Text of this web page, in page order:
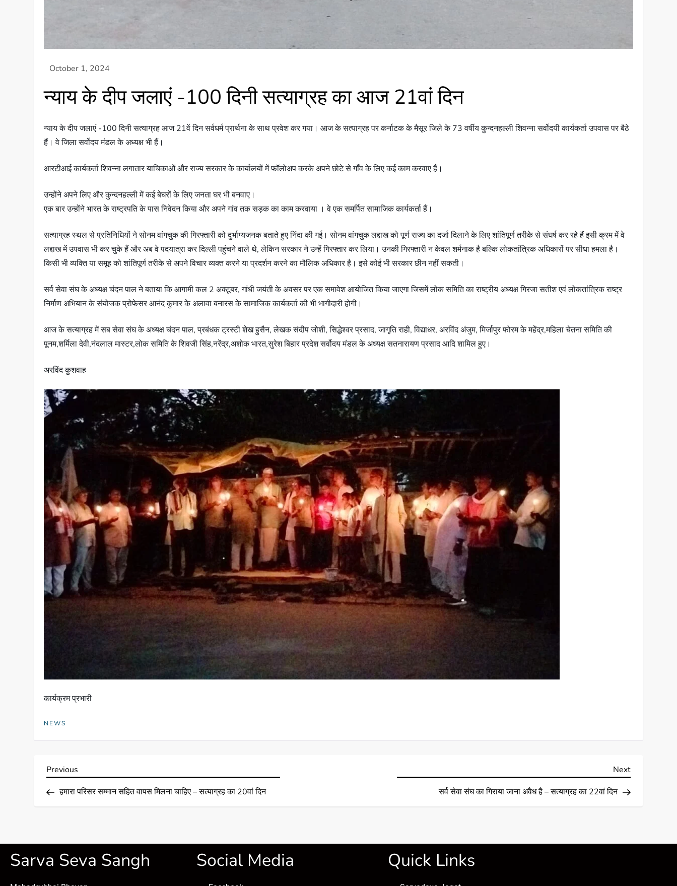
न्याय के दीप जलाएं -100 दिनी सत्याग्रह का आज 21वां दिन
न्याय के दीप जलाएं -100 दिनी सत्याग्रह आज 21वें दिन सर्वधर्म प्रार्थना के साथ प्रवेश कर गया। आज के सत्याग्रह पर कर्नाटक के मैसूर जिले के 73 वर्षीय कुन्दनहल्ली शिवन्ना सर्वोदयी कार्यकर्ता उपवास पर बैठे
हैं। वे जिला सर्वोदय मंडल के अध्यक्ष भी हैं।
आरटीआई कार्यकर्ता शिवन्ना लगातार याचिकाओं और राज्य सरकार के कार्यालयों में फॉलोअप करके अपने छोटे से गाँव के लिए कई काम करवाए हैं।
उन्होंने अपने लिए और कुन्दनहल्ली में कई बेघरों के लिए जनता घर भी बनवाए।
एक बार उन्होंने भारत के राष्ट्रपति के पास निवेदन किया और अपने गांव तक सड़क का काम करवाया । वे एक समर्पित सामाजिक कार्यकर्ता हैं।
सत्याग्रह स्थल से प्रतिनिधियों ने सोनम वांगचुक की गिरफ्तारी को दुर्भाग्यजनक बताते हुए निंदा की गई। सोनम वांगचुक लद्दाख को पूर्ण राज्य का दर्जा दिलाने के लिए शांतिपूर्ण तरीके से संघर्ष कर रहे हैं इसी क्रम में वे
लद्दाख में उपवास भी कर चुके हैं और अब वे पदयात्रा कर दिल्ली पहुंचने वाले थे, लेकिन सरकार ने उन्हें गिरफ्तार कर लिया। उनकी गिरफ्तारी न केवल शर्मनाक है बल्कि लोकतांत्रिक अधिकारों पर सीधा हमला है।
किसी भी व्यक्ति या समूह को शांतिपूर्ण तरीके से अपने विचार व्यक्त करने या प्रदर्शन करने का मौलिक अधिकार है। इसे कोई भी सरकार छीन नहीं सकती।
सर्व सेवा संघ के अध्यक्ष चंदन पाल ने बताया कि आगामी कल 2 अक्टूबर, गांधी जयंती के अवसर पर एक समावेश आयोजित किया जाएगा जिसमें लोक समिति का राष्ट्रीय अध्यक्ष गिरजा सतीश एवं लोकतांत्रिक राष्ट्र
निर्माण अभियान के संयोजक प्रोफेसर आनंद कुमार के अलावा बनारस के सामाजिक कार्यकर्ता की भी भागीदारी होगी।
आज के सत्याग्रह में सब सेवा संघ के अध्यक्ष चंदन पाल, प्रबंधक ट्रस्टी शेख हुसैन, लेखक संदीप जोशी, सिद्धेश्वर प्रसाद, जागृति राही, विद्याधर, अरविंद अंजुम, मिर्जापुर फोरम के महेंद्र,महिला चेतना समिति की
पूनम,शर्मिला देवी,नंदलाल मास्टर,लोक समिति के शिवजी सिंह,नरेंद्र,अशोक भारत,सुरेश बिहार प्रदेश सर्वोदय मंडल के अध्यक्ष सतनारायण प्रसाद आदि शामिल हुए।
अरविंद कुशवाह
कार्यक्रम प्रभारी
NEWS
Previous
हमारा परिसर सम्मान सहित वापस मिलना चाहिए – सत्याग्रह का 20वां दिन
Next
सर्व सेवा संघ का गिराया जाना अवैध है – सत्याग्रह का 22वां दिन
Sarva Seva Sangh Social Media Quick Links